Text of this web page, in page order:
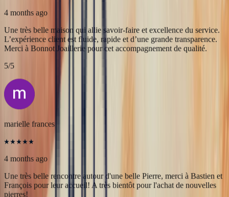
Alex
Une très belle maison qui allie savoir-faire et excellence du service.
L’expérience client est fluide, rapide et d’une grande transparence.
Merci à Bonnot Joaillerie pour cet accompagnement de qualité.
5/5
marielle frances